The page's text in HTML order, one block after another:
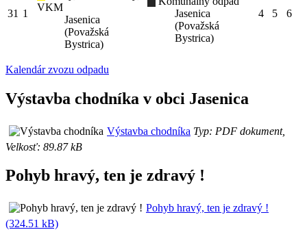
31 1
VKM
Jasenica
(Považská
Bystrica)
Jasenica
(Považská
Bystrica)
4 5 6
Kalendár zvozu odpadu
Výstavba chodníka v obci Jasenica
Výstavba chodníka Typ: PDF dokument,
Velkosť: 89.87 kB
Pohyb hravý, ten je zdravý !
Pohyb hravý, ten je zdravý !
(324.51 kB)